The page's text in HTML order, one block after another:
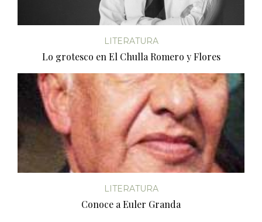
LITERATURA
Lo grotesco en El Chulla Romero y Flores
LITERATURA
Conoce a Euler Granda